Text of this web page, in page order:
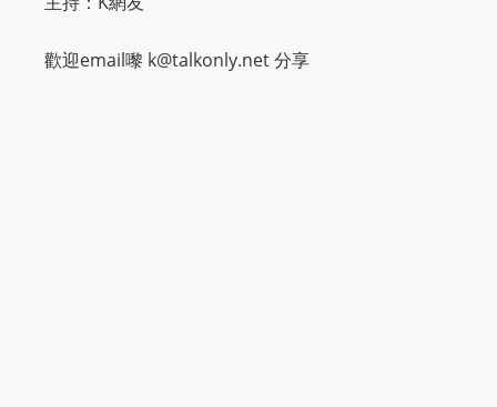
歡迎email嚟 k@talkonly.net分享